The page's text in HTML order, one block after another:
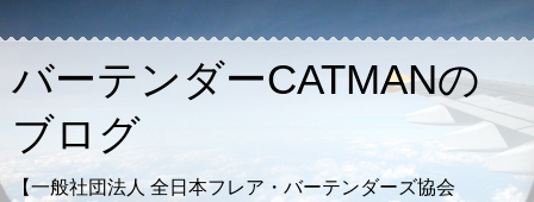
バーテンダーCATMANの
ブログ
【一般社団法人 全日本フレア・バーテンダーズ協会